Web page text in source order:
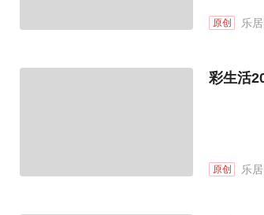
原创 乐
彩生活
原创 乐